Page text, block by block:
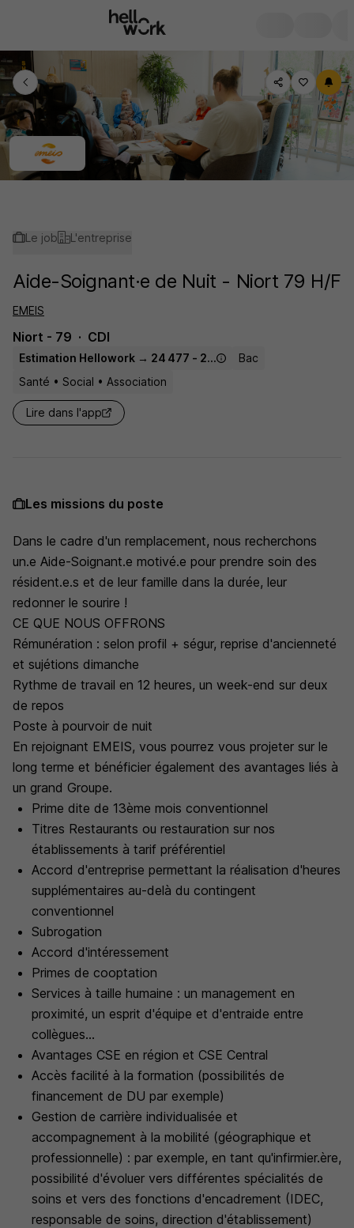
Le job L'entreprise
Aide-Soignant·e de Nuit - Niort 79 H/F
EMEIS
Niort - 79 CDI
Estimation Hellowork → 24 477 - 27 900 € / an
Bac
Santé • Social • Association
Lire dans l'app
Les missions du poste
Dans le cadre d'un remplacement, nous recherchons
un.e Aide-Soignant.e motivé.e pour prendre soin des
résident.e.s et de leur famille dans la durée, leur
redonner le sourire !
CE QUE NOUS OFFRONS
Rémunération : selon profil + ségur, reprise d'ancienneté
et sujétions dimanche
Rythme de travail en 12 heures, un week-end sur deux
de repos
Poste à pourvoir de nuit
En rejoignant EMEIS, vous pourrez vous projeter sur le
long terme et bénéficier également des avantages liés à
un grand Groupe.
Prime dite de 13ème mois conventionnel
Titres Restaurants ou restauration sur nos
établissements à tarif préférentiel
Accord d'entreprise permettant la réalisation d'heures
supplémentaires au-delà du contingent
conventionnel
Subrogation
Accord d'intéressement
Primes de cooptation
Services à taille humaine : un management en
proximité, un esprit d'équipe et d'entraide entre
collègues...
Avantages CSE en région et CSE Central
Accès facilité à la formation (possibilités de
financement de DU par exemple)
Gestion de carrière individualisée et
accompagnement à la mobilité (géographique et
professionnelle) : par exemple, en tant qu'infirmier.ère,
possibilité d'évoluer vers différentes spécialités de
soins et vers des fonctions d'encadrement (IDEC,
responsable de soins, direction d'établissement)